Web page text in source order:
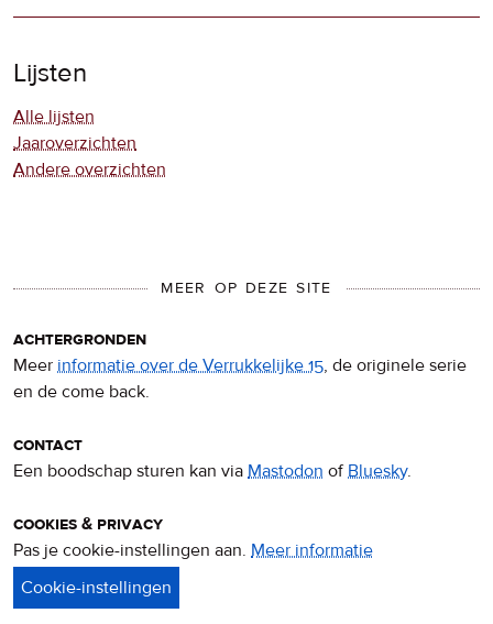
Lijsten
Alle lijsten
Jaaroverzichten
Andere overzichten
MEER OP DEZE SITE
achtergronden
Meer informatie over de Verrukkelijke 15, de originele serie
en de come back.
contact
Een boodschap sturen kan via Mastodon ofBluesky.
cookies & privacy
Pas je cookie-instellingen aan. Meer informatie